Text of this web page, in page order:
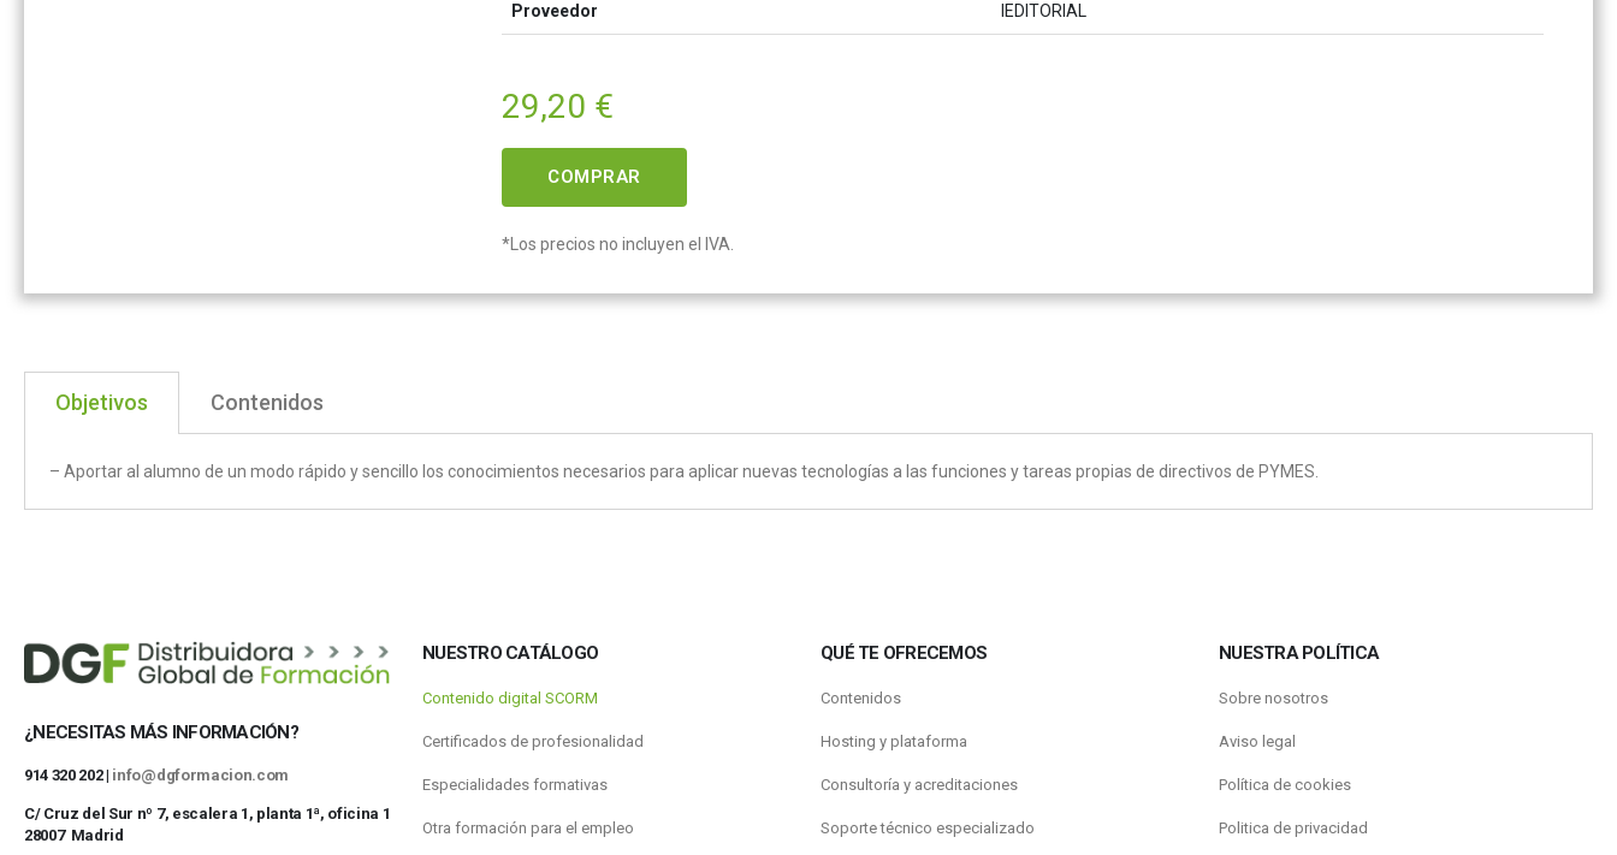
Proveedor IEDITORIAL
29,20 €
COMPRAR
*Los precios no incluyen el IVA.
Objetivos Contenidos
– Aportar al alumno de un modo rápido y sencillo los conocimientos necesarios para aplicar nuevas tecnologías a las funciones y tareas propias de directivos de PYMES.
¿NECESITAS MÁS INFORMACIÓN?
914 320 202 | info@dgformacion.com
C/ Cruz del Sur nº 7, escalera 1, planta 1ª, oficina 1
28007 Madrid
NUESTRO CATÁLOGO
Contenido digital SCORM
Certificados de profesionalidad
Especialidades formativas
Otra formación para el empleo
QUÉ TE OFRECEMOS
Contenidos
Hosting y plataforma
Consultoría y acreditaciones
Soporte técnico especializado
NUESTRA POLÍTICA
Sobre nosotros
Aviso legal
Política de cookies
Politica de privacidad